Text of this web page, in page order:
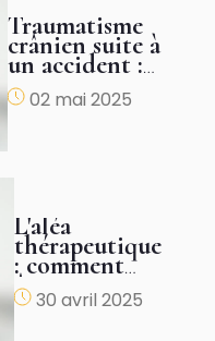
Traumatisme
crânien suite à
un accident :
comment
obtenir une
02 mai 2025
L'aléa
thérapeutique
: comment
être
justement
indemnisé ?
30 avril 2025